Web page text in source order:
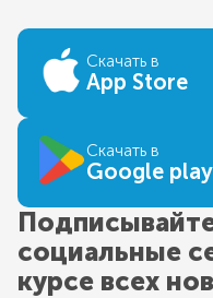
Скачать в
App Store
Скачать в
Google
социальные
курсе всех